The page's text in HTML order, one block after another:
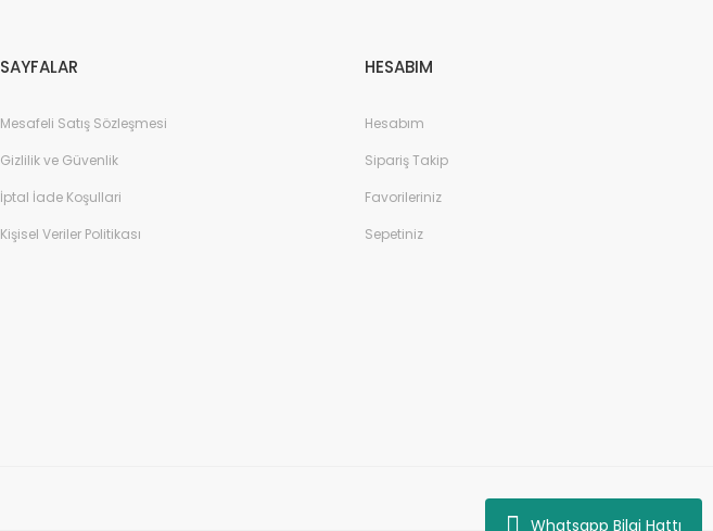
Whatsapp Bilgi Hattı
SAYFALAR
Mesafeli Satış Sözleşmesi
Gizlilik ve Güvenlik
İptal İade Koşullari
Kişisel Veriler Politikası
HESABIM
Hesabım
Sipariş Takip
Favorileriniz
Sepetiniz